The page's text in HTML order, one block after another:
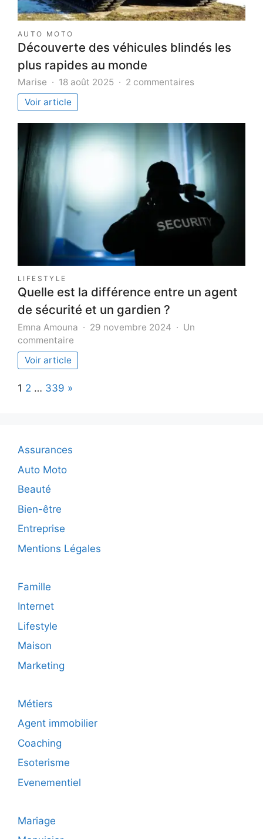
AUTO MOTO
Découverte des véhicules blindés les
plus rapides au monde
Marise 18 août 2025 2 commentaires
les
plus
rapides
au
monde
Voir article
LIFESTYLE
Quelle est la différence entre un agent
de sécurité et un gardien ?
Emna Amouna 29 novembre 2024
Un
commentaire
Quelle
est
Voir article
Page:
1 2 … 339 Next
»
Assurances
Auto Moto
Beauté
Bien-être
Entreprise
Mentions Légales
Famille
Internet
Lifestyle
Maison
Marketing
Métiers
Agent immobilier
Coaching
Esoterisme
Evenementiel
Mariage